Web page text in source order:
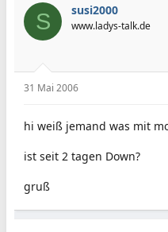
l
e
l
l
S susi2000
www.ladys-talk.de
31 Mai 2006
hi weiß jemand was mit
ist seit 2 tagen Down?
gruß